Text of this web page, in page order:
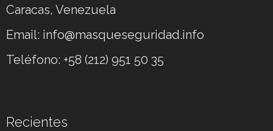
Caracas, Venezuela
Email: info@masqueseguridad.info
Teléfono: +58 (212) 951 50 35
Recientes